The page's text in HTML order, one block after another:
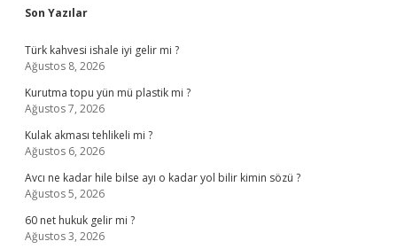
Sidebar
Son Yazılar
Türk kahvesi ishale iyi gelir mi ?
Ağustos 8, 2026
Kurutma topu yün mü plastik mi ?
Ağustos 7, 2026
Kulak akması tehlikeli mi ?
Ağustos 6, 2026
Avcı ne kadar hile bilse ayı o kadar yol bilir kimin sözü ?
Ağustos 5, 2026
60 net hukuk gelir mi ?
Ağustos 3, 2026